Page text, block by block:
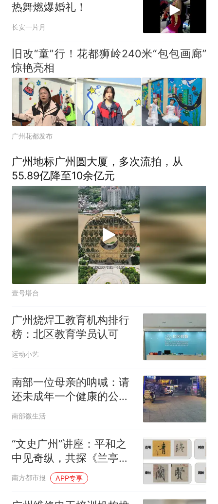
热舞燃爆婚礼！
长安一片月
旧改“童”行！花都狮岭240米“包包画廊”
惊艳亮相
广州花都发布
广州地标广州圆大厦，多次流拍，从
55.89亿降至10余亿元
壹号塔台
广州烧焊工教育机构排行
榜：北区教育学员认可
运动小艺
南部一位母亲的呐喊：请
还未成年一个健康的公
厕！
南部微生活
“文史广州”讲座：平和之
中见奇纵，共探《兰亭
序》笔墨精微
南方都市报 APP专享